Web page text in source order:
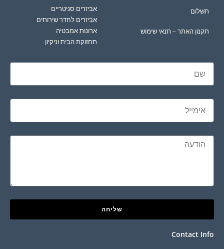
תשלום
תקנון האתר – תנאי שימוש
אביזרים סניטריים
אביזרים לחדר שירותים
ארונות אמבטיה
תחזוקת הבית וניקיון
שליחה
Contact Info